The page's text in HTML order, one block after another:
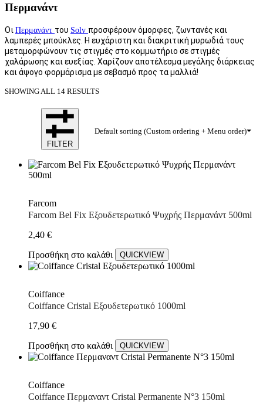
Περμανάντ
Οι Περμανάντ του Solv προσφέρουν όμορφες, ζωντανές και
λαμπερές μπούκλες. Η ευχάριστη και διακριτική μυρωδιά τους
μεταμορφώνουν τις στιγμές στο κομμωτήριο σε στιγμές
χαλάρωσης και ευεξίας. Χαρίζουν αποτέλεσμα μεγάλης διάρκειας
και άψογο φορμάρισμα με σεβασμό προς τα μαλλιά!
SHOWING ALL 14 RESULTS
Default sorting (Custom ordering + Menu order)
FILTER
Farcom
Farcom Bel Fix Εξουδετερωτικό Ψυχρής Περμανάντ 500ml
2,40 €
Προσθήκη στο καλάθι
QUICKVIEW
Coiffance
Coiffance Cristal Εξουδετερωτικό 1000ml
17,90 €
Προσθήκη στο καλάθι
QUICKVIEW
Coiffance
Coiffance Περμαναντ Cristal Permanente N°3 150ml